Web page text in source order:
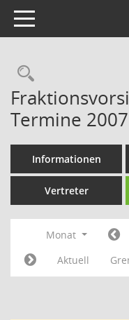
Toggle navigation
Termine 2007
Informationen
Vertreter
Monat
Aktuell